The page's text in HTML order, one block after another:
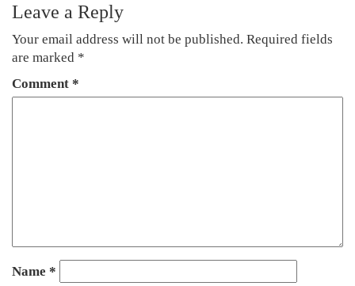
Leave a Reply
Your email address will not be published. Required fields
are marked *
Comment *
Name *